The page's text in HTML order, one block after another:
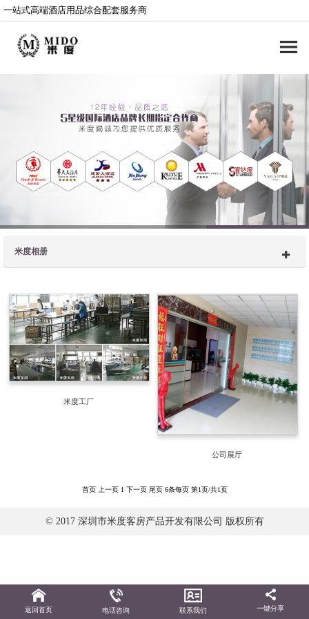
一站式高端酒店用品综合配套服务商
米度相册
米度工厂
公司展厅
首页 上一页 1 下一页 尾页 6条每页 第1页/共1页
© 2017 深圳市米度客房产品开发有限公司 版权所有
返回首页 电话咨询 联系我们 一键分享